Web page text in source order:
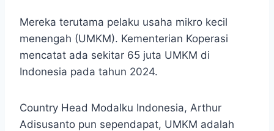
Mereka terutama pelaku usaha mikro kecil
menengah (UMKM). Kementerian Koperasi
mencatat ada sekitar 65 juta UMKM di
Indonesia pada tahun 2024.
Country Head Modalku Indonesia, Arthur
Adisusanto pun sependapat, UMKM adalah